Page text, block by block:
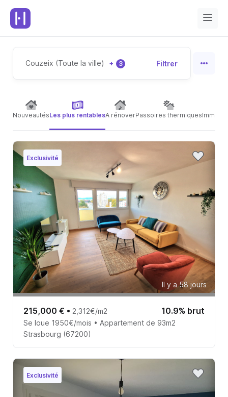
Couzeix (Toute la ville) + 3 Filtrer
NouveautésLes plus rentablesA rénoverPassoires thermiques
Exclusivité
Il y a 58 jours
215,000 € • 2,312€/m2 10.9% brut
Se loue 1950€/mois • Appartement de 93m2
Strasbourg (67200)
Exclusivité